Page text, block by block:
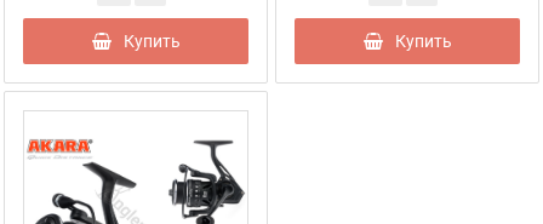
Купить Купить